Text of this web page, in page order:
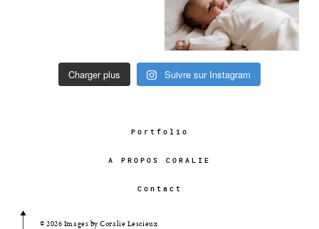
Charger plus Suivre sur Instagram
Portfolio
A PROPOS CORALIE
Contact
© 2026 Images by Coralie Lescieux